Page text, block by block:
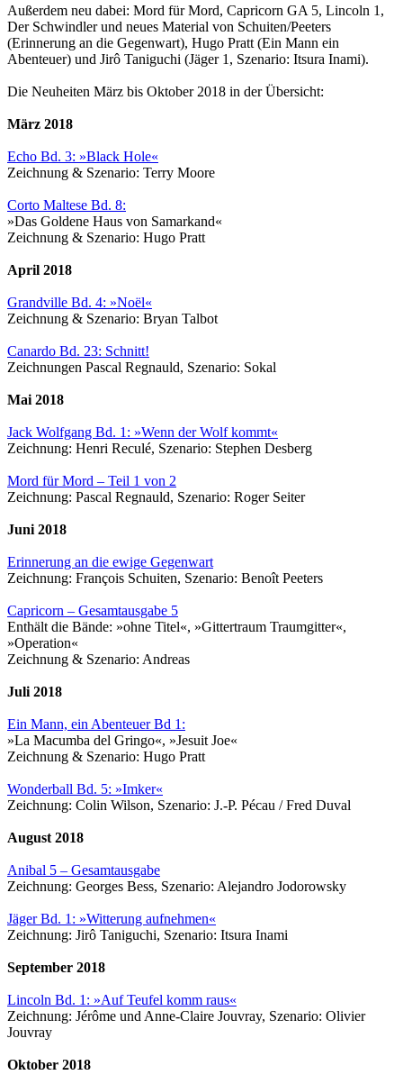
Außerdem neu dabei: Mord für Mord, Capricorn GA 5, Lincoln 1,
Der Schwindler und neues Material von Schuiten/Peeters
(Erinnerung an die Gegenwart), Hugo Pratt (Ein Mann ein
Abenteuer) und Jirô Taniguchi (Jäger 1, Szenario: Itsura Inami).
Die Neuheiten März bis Oktober 2018 in der Übersicht:
März 2018
Echo Bd. 3: »Black Hole«
Zeichnung & Szenario: Terry Moore
Corto Maltese Bd. 8:
»Das Goldene Haus von Samarkand«
Zeichnung & Szenario: Hugo Pratt
April 2018
Grandville Bd. 4: »Noël«
Zeichnung & Szenario: Bryan Talbot
Canardo Bd. 23: Schnitt!
Zeichnungen Pascal Regnauld, Szenario: Sokal
Mai 2018
Jack Wolfgang Bd. 1: »Wenn der Wolf kommt«
Zeichnung: Henri Reculé, Szenario: Stephen Desberg
Mord für Mord – Teil 1 von 2
Zeichnung: Pascal Regnauld, Szenario: Roger Seiter
Juni 2018
Erinnerung an die ewige Gegenwart
Zeichnung: François Schuiten, Szenario: Benoît Peeters
Capricorn – Gesamtausgabe 5
Enthält die Bände: »ohne Titel«, »Gittertraum Traumgitter«,
»Operation«
Zeichnung & Szenario: Andreas
Juli 2018
Ein Mann, ein Abenteuer Bd 1:
»La Macumba del Gringo«, »Jesuit Joe«
Zeichnung & Szenario: Hugo Pratt
Wonderball Bd. 5: »Imker«
Zeichnung: Colin Wilson, Szenario: J.-P. Pécau / Fred Duval
August 2018
Anibal 5 – Gesamtausgabe
Zeichnung: Georges Bess, Szenario: Alejandro Jodorowsky
Jäger Bd. 1: »Witterung aufnehmen«
Zeichnung: Jirô Taniguchi, Szenario: Itsura Inami
September 2018
Lincoln Bd. 1: »Auf Teufel komm raus«
Zeichnung: Jérôme und Anne-Claire Jouvray, Szenario: Olivier
Jouvray
Oktober 2018